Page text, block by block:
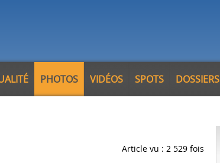
PHOTOS VIDÉOS SPOTS DOSSIERS
Article vu : 2 529 fois